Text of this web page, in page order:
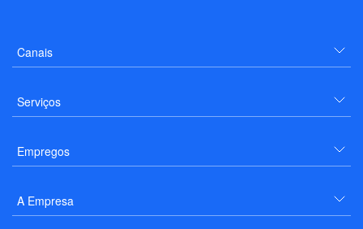
Canais
Serviços
Empregos
A Empresa